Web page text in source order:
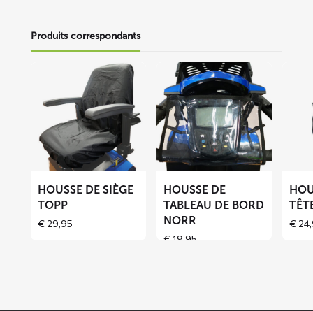
Produits correspondants
plus
Housse
siège
TOPP
HOUSSE DE SIÈGE
TOPP
€29,95
savoir
plus
sur
Housse
de
tableau
de
bord
NORR
HOUSSE DE
TABLEAU DE BORD
NORR
€19,95
MOBB
€